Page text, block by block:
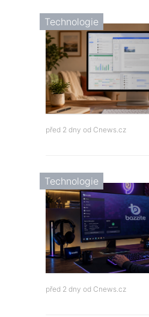
Technologie
před 2 dny od Cnews.cz
Technologie
před 2 dny od Cnews.cz